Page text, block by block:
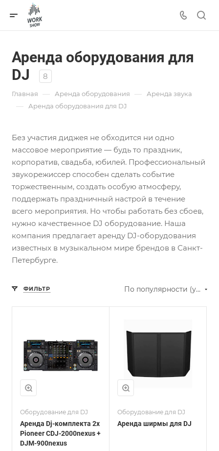
Аренда оборудования для
DJ
8
Главная — Аренда оборудования — Аренда звука
— Аренда оборудования для DJ
Без участия диджея не обходится ни одно
массовое мероприятие — будь то праздник,
корпоратив, свадьба, юбилей. Профессиональный
звукорежиссер способен сделать событие
торжественным, создать особую атмосферу,
поддержать праздничный настрой в течение
всего мероприятия. Но чтобы работать без сбоев,
нужно качественное DJ оборудование. Наша
компания предлагает аренду DJ-оборудования
известных в музыкальном мире брендов в Санкт-
Петербурге.
ФИЛЬТР По популярности (убывание)
Оборудование для DJ
Аренда Dj-комплекта 2x
Pioneer CDJ-2000nexus +
DJM-900nexus
Оборудование для DJ
Аренда ширмы для DJ